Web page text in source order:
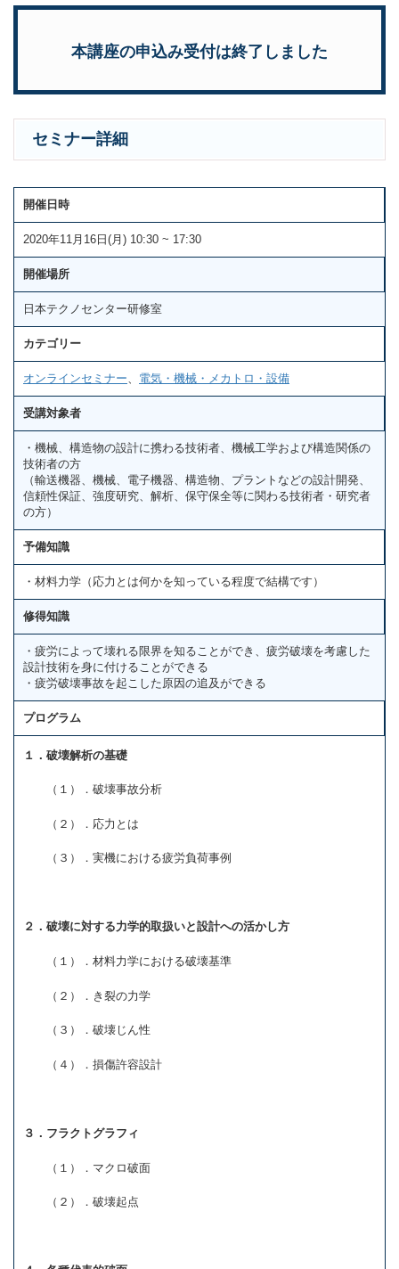
本講座の申込み受付は終了しました
セミナー詳細
開催日時
2020年11月16日(月) 10:30 ~ 17:30
開催場所
日本テクノセンター研修室
カテゴリー
オンラインセミナー 電気・機械・メカトロ・設備
受講対象者
・機械、構造物の設計に携わる技術者、機械工学および構造関係の
技術者の方
（輸送機器、機械、電子機器、構造物、プラントなどの設計開発、
信頼性保証、強度研究、解析、保守保全等に関わる技術者・研究者
の方）
予備知識
・材料力学（応力とは何かを知っている程度で結構です）
修得知識
・疲労によって壊れる限界を知ることができ、疲労破壊を考慮した
設計技術を身に付けることができる
・疲労破壊事故を起こした原因の追及ができる
プログラム
１．破壊解析の基礎
（１）．破壊事故分析
（２）．応力とは
（３）．実機における疲労負荷事例
２．破壊に対する力学的取扱いと設計への活かし方
（１）．材料力学における破壊基準
（２）．き裂の力学
（３）．破壊じん性
（４）．損傷許容設計
３．フラクトグラフィ
（１）．マクロ破面
（２）．破壊起点